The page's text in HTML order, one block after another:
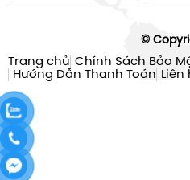
©
Trang chủ Chính Sách Bảo
Hướng Dẫn Thanh Toán Liên